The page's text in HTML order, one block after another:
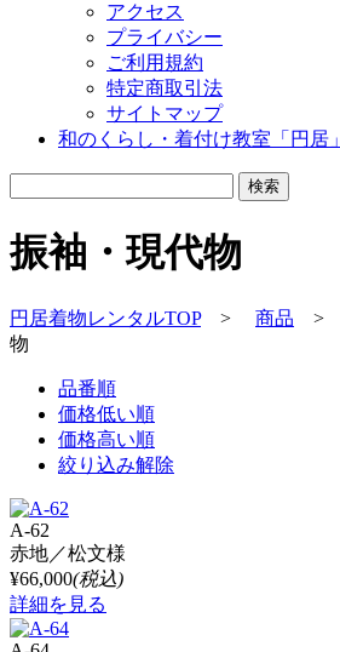
アクセス
プライバシー
ご利用規約
特定商取引法
サイトマップ
和のくらし・着付け教室「円居」
振袖・現代物
円居着物レンタルTOP> 商品 >
物
品番順
価格低い順
価格高い順
絞り込み解除
A-62
赤地／松文様
¥66,000(税込)
詳細を見る